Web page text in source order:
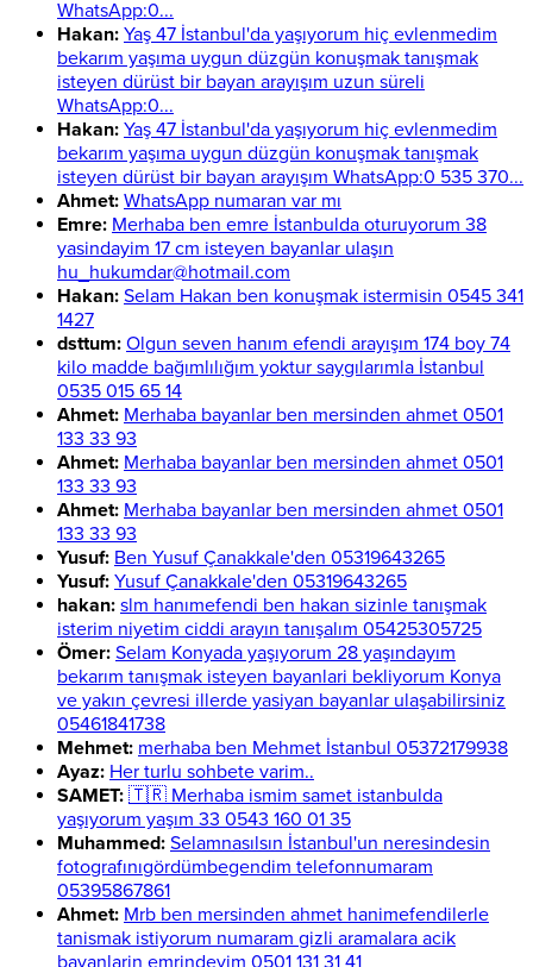
WhatsApp:0...
Hakan: Yaş 47 İstanbul'da yaşıyorum hiç evlenmedim
bekarım yaşıma uygun düzgün konuşmak tanışmak
isteyen dürüst bir bayan arayışım uzun süreli
WhatsApp:0...
Hakan: Yaş 47 İstanbul'da yaşıyorum hiç evlenmedim
bekarım yaşıma uygun düzgün konuşmak tanışmak
isteyen dürüst bir bayan arayışım WhatsApp:0 535 370...
Ahmet: WhatsApp numaran var mı
Emre: Merhaba ben emre İstanbulda oturuyorum 38
yasindayim 17 cm isteyen bayanlar ulaşın
hu_hukumdar@hotmail.com
Hakan: Selam Hakan ben konuşmak istermisin 0545 341
1427
dsttum: Olgun seven hanım efendi arayışım 174 boy 74
kilo madde bağımlılığım yoktur saygılarımla İstanbul
0535 015 65 14
Ahmet: Merhaba bayanlar ben mersinden ahmet 0501
133 33 93
Ahmet: Merhaba bayanlar ben mersinden ahmet 0501
133 33 93
Ahmet: Merhaba bayanlar ben mersinden ahmet 0501
133 33 93
Yusuf: Ben Yusuf Çanakkale'den 05319643265
Yusuf: Yusuf Çanakkale'den 05319643265
hakan: slm hanımefendi ben hakan sizinle tanışmak
isterim niyetim ciddi arayın tanışalım 05425305725
Ömer: Selam Konyada yaşıyorum 28 yaşındayım
bekarım tanışmak isteyen bayanlari bekliyorum Konya
ve yakın çevresi illerde yasiyan bayanlar ulaşabilirsiniz
05461841738
Mehmet: merhaba ben Mehmet İstanbul 05372179938
Ayaz: Her turlu sohbete varim..
SAMET: 🇹🇷 Merhaba ismim samet istanbulda
yaşıyorum yaşım 33 0543 160 01 35
Muhammed: Selamnasılsın İstanbul'un neresindesin
fotografınıgördümbegendim telefonnumaram
05395867861
Ahmet: Mrb ben mersinden ahmet hanimefendilerle
tanismak istiyorum numaram gizli aramalara acik